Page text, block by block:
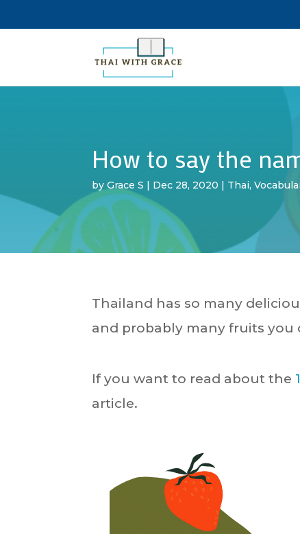
How to say the
byGrace S | Dec 28, 2020 | Thai,
Thailand has so many
and probably many fruits you
If you want to read about the
article.